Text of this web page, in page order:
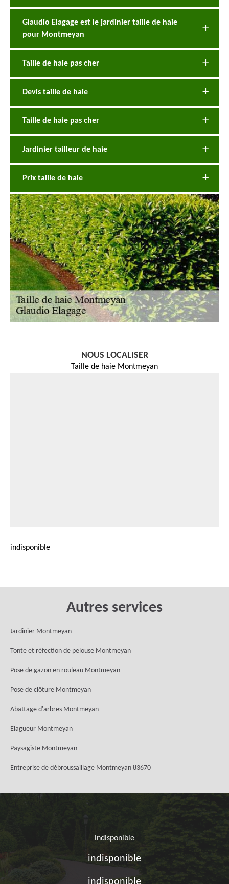
Glaudio Elagage est le jardinier taille de haie
pour Montmeyan
Taille de haie pas cher
Devis taille de haie
Taille de haie pas cher
Jardinier tailleur de haie
Prix taille de haie
NOUS LOCALISER
Taille de haie Montmeyan
indisponible
Autres services
Jardinier Montmeyan
Tonte et réfection de pelouse Montmeyan
Pose de gazon en rouleau Montmeyan
Pose de clôture Montmeyan
Abattage d'arbres Montmeyan
Elagueur Montmeyan
Paysagiste Montmeyan
Entreprise de débroussaillage Montmeyan 83670
indisponible
indisponible
indisponible